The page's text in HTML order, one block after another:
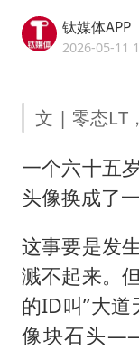
钛媒体APP
2026-05-11
文 | 零态LT
一个六十五
头像换成了
这事要是发
溅不起来。
的ID叫”大
像块石头